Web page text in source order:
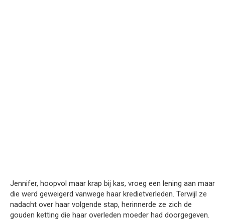
Jennifer, hoopvol maar krap bij kas, vroeg een lening aan maar
die werd geweigerd vanwege haar kredietverleden. Terwijl ze
nadacht over haar volgende stap, herinnerde ze zich de
gouden ketting die haar overleden moeder had doorgegeven.